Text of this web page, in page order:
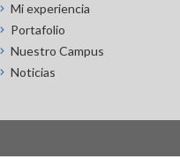
Mi experiencia
Portafolio
Nuestro Campus
Noticias